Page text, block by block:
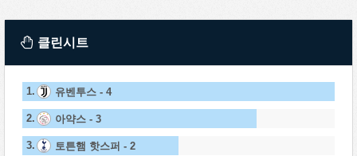
클린시트
1. 유벤투스 - 4
2. 아약스 - 3
3. 토튼햄 핫스퍼 - 2